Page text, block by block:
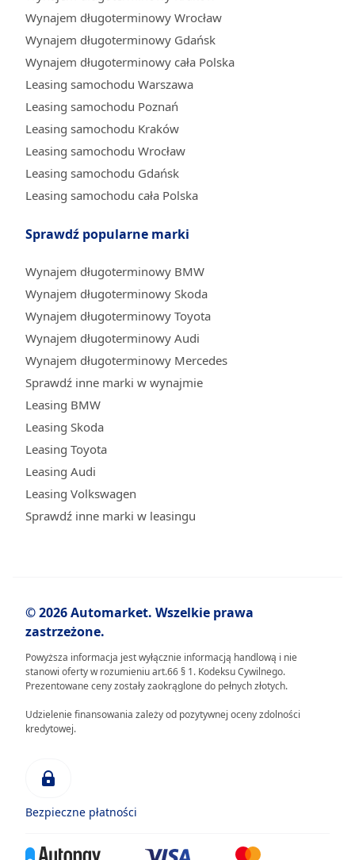
Wynajem długoterminowy Wrocław
Wynajem długoterminowy Gdańsk
Wynajem długoterminowy cała Polska
Leasing samochodu Warszawa
Leasing samochodu Poznań
Leasing samochodu Kraków
Leasing samochodu Wrocław
Leasing samochodu Gdańsk
Leasing samochodu cała Polska
Sprawdź popularne marki
Wynajem długoterminowy BMW
Wynajem długoterminowy Skoda
Wynajem długoterminowy Toyota
Wynajem długoterminowy Audi
Wynajem długoterminowy Mercedes
Sprawdź inne marki w wynajmie
Leasing BMW
Leasing Skoda
Leasing Toyota
Leasing Audi
Leasing Volkswagen
Sprawdź inne marki w leasingu
© 2026 Automarket. Wszelkie prawa
zastrzeżone.
Powyższa informacja jest wyłącznie informacją handlową i nie
stanowi oferty w rozumieniu art.66 § 1. Kodeksu Cywilnego.
Prezentowane ceny zostały zaokrąglone do pełnych złotych.
Udzielenie finansowania zależy od pozytywnej oceny zdolności
kredytowej.
Bezpieczne płatności